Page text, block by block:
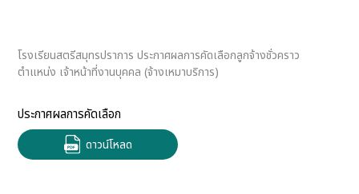
โรงเรียนสตรีสมุทรปราการ ประกาศผลการคัดเลือกลูกจ้างชั่วคราว
ตำแหน่ง เจ้าหน้าที่งานบุคคล (จ้างเหมาบริการ)
ประกาศผลการคัดเลือก
ดาวน์โหลด